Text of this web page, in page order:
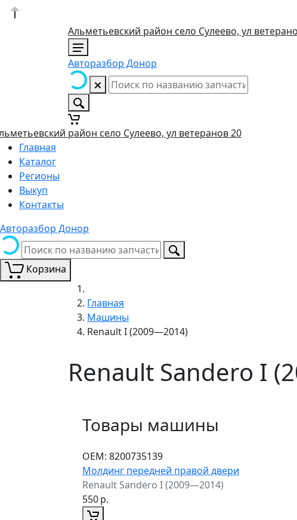
Альметьевский район село Сулеево, ул
Авторазбор Донор
район село Сулеево, ул ветеранов 20
Главная
Каталог
Регионы
Выкуп
Контакты
Авторазбор Донор
Корзина
Главная
Машины
Renault I (2009—2014)
Renault Sandero I
Товары машины
ОЕМ: 8200735139
Молдинг передней правой двери
Renault Sandero I (2009—2014)
550р.